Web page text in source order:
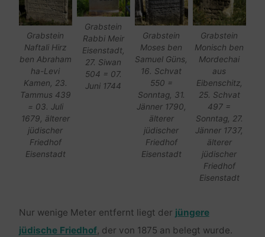
Grabstein
Naftali Hirz
ben Abraham
ha-Levi
Kamen, 23.
Tammus 439
= 03. Juli
1679, älterer
jüdischer
Friedhof
Eisenstadt
Grabstein
Rabbi Meir
Eisenstadt,
27. Siwan
504 = 07.
Juni 1744
Grabstein
Moses ben
Samuel Güns,
16. Schvat
550 =
Sonntag, 31.
Jänner 1790,
älterer
jüdischer
Friedhof
Eisenstadt
Grabstein
Monisch ben
Mordechai
aus
Eibenschitz,
25. Schvat
497 =
Sonntag, 27.
Jänner 1737,
älterer
jüdischer
Friedhof
Eisenstadt
Nur wenige Meter entfernt liegt der jüngere
jüdische Friedhof, der von 1875 an belegt wurde.